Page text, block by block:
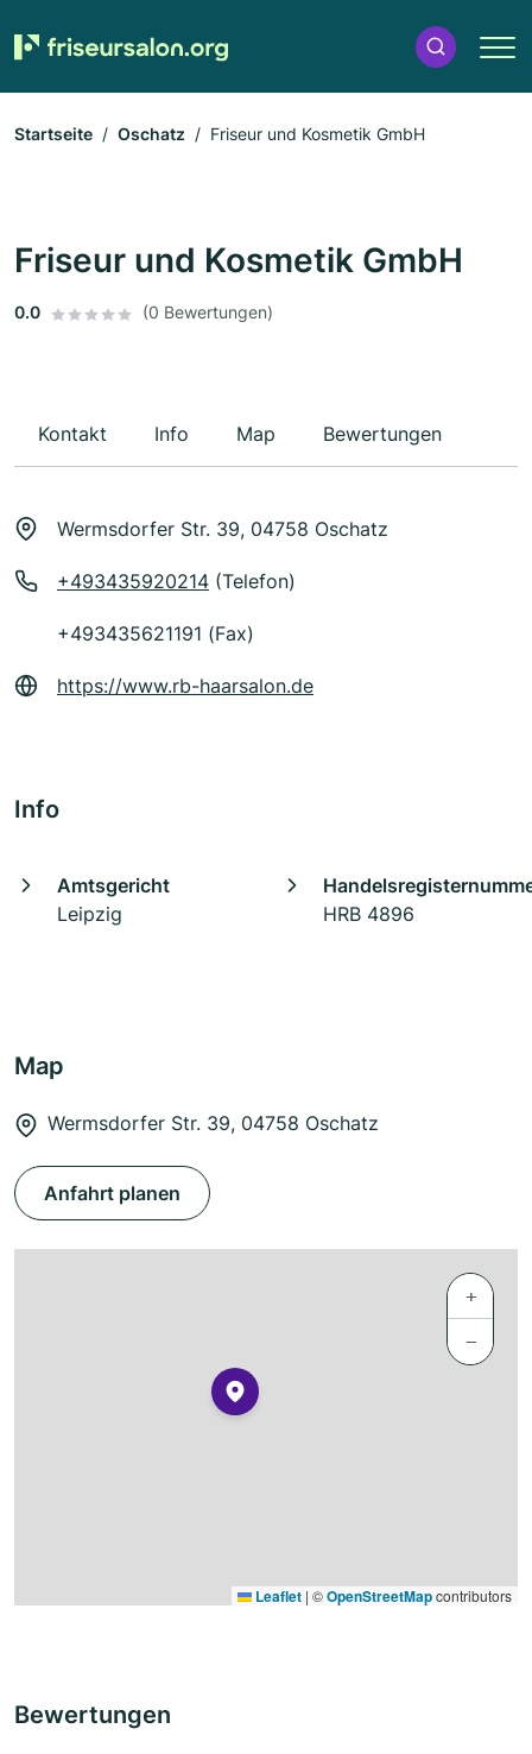
Startseite Oschatz Friseur und Kosmetik GmbH
Friseur und Kosmetik GmbH
0.0 (0 Bewertungen)
Kontakt Info Map Bewertungen
Wermsdorfer Str. 39, 04758 Oschatz
+493435920214 (Telefon)
+493435621191 (Fax)
https://www.rb-haarsalon.de
Info
Amtsgericht
Leipzig
HRB 4896
Map
Wermsdorfer Str. 39, 04758 Oschatz
Anfahrt planen
+
−
Leaflet | ©OpenStreetMapcontributors
Bewertungen